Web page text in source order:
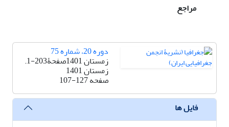
مراجع
دوره 20، شماره 75
زمستان 1401صفحۀ203-1.
زمستان 1401
صفحه107-127
فایل ها